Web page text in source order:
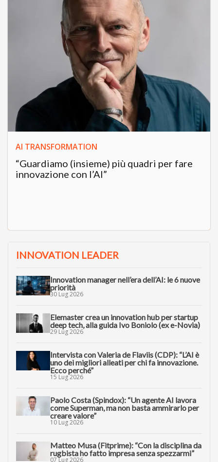
AI TRANSFORMATION
“Guardiamo (insieme) più quadri per fare
innovazione con l’AI”
INNOVATION LEADER
Innovation manager nell’era dell’AI: le 6 nuove
priorità
30 Lug 2026
Elemaster crea un innovation hub per startup
deep tech, alla guida Ivo Boniolo (ex e-Novia)
29 Lug 2026
Intervista con Valeria de Flaviis (CDP): “L’AI è
uno dei migliori alleati per chi fa innovazione.
Ecco perché”
15 Lug 2026
Paolo Costa (Spindox): “Un agente AI lavora
come Superman, ma non basta ammirarlo per
creare valore”
10 Lug 2026
Matteo Musa (Fitprime): “Con la disciplina da
rugbista ho fatto impresa senza spezzarmi”
07 Lug 2026